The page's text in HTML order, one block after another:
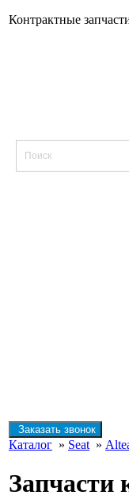
Контрактные
Заказать звонок
Каталог » Seat »
Запчасти